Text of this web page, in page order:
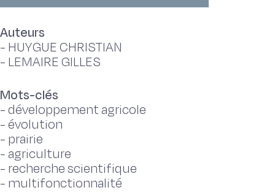
Auteurs
- HUYGUE CHRISTIAN
- LEMAIRE GILLES
Mots-clés
-développement agricole
-évolution
- prairie
- agriculture
- recherche scientifique
- multifonctionnalité